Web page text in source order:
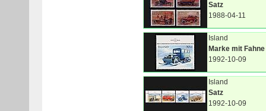
Satz
1988-04-11
Island
Marke mit Fahne
1992-10-09
Island
Satz
1992-10-09